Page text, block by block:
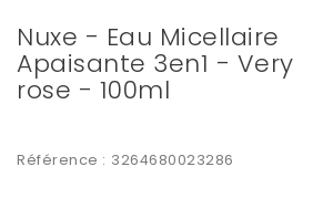
Nuxe - Eau Micellaire
Apaisante 3en1 - Very
rose - 100ml
Référence : 3264680023286